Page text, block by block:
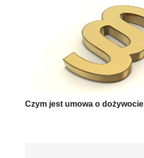
Czym jest umowa o dożywocie